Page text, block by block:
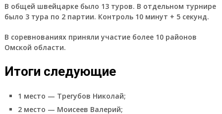
В общей швейцарке было 13 туров. В отдельном турнире
было 3 тура по 2 партии. Контроль 10 минут + 5 секунд.
В соревнованиях приняли участие более 10 районов
Омской области.
Итоги следующие
1 место — Трегубов Николай;
2 место — Моисеев Валерий;